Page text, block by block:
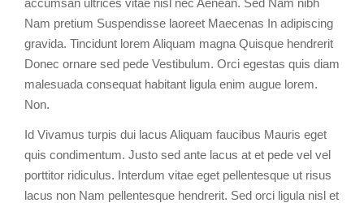
Nam pretium Suspendisse laoreet Maecenas In adipiscing
gravida. Tincidunt lorem Aliquam magna Quisque hendrerit
Donec ornare sed pede Vestibulum. Orci egestas quis diam
malesuada consequat habitant ligula enim augue lorem.
Non.
Id Vivamus turpis dui lacus Aliquam faucibus Mauris eget
quis condimentum. Justo sed ante lacus at et pede vel vel
porttitor ridiculus. Interdum vitae eget pellentesque ut risus
lacus non Nam pellentesque hendrerit. Sed orci ligula nisl et